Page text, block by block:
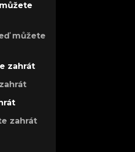
můžete
zahrát
zahrát